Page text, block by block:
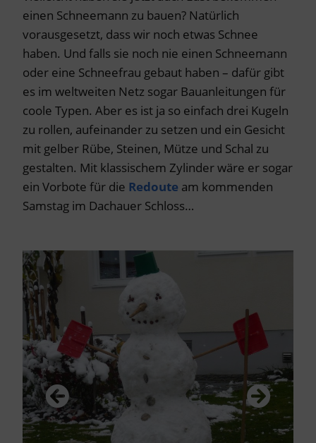
einen Schneemann zu bauen? Natürlich
vorausgesetzt, dass wir noch etwas Schnee
haben. Und falls sie noch nie einen Schneemann
oder eine Schneefrau gebaut haben – dafür gibt
es im weltweiten Netz sogar Bauanleitungen für
coole Typen. Aber es ist ja so einfach drei Kugeln
zu rollen, aufeinander zu setzen und ein Gesicht
mit gelber Rübe, Steinen, Mütze und Schal zu
gestalten. Mit klassischem Zylinder wäre er sogar
ein Vorbote für die Redoute am kommenden
Samstag im Dachauer Schloss…